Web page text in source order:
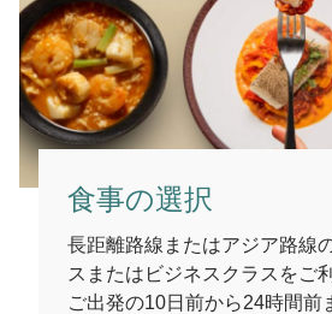
食事の選択
長距離路線またはアジア路線
スまたはビジネスクラスをご
ご出発の10日前から24時間前